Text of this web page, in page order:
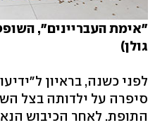
"אימת העבריינים",
גולן)
לפני כשנה, בראיון
סיפרה על ילדותה בצל